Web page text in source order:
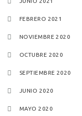
FEBRERO 2021
NOVIEMBRE 2020
OCTUBRE 2020
SEPTIEMBRE 2020
JUNIO 2020
MAYO 2020